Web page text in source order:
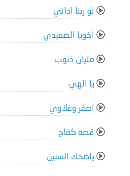
لو ربنا اداني
اخويا الصعيدي
مليان ذنوب
يا الهي
اصفر وغلاوي
قصة كفاح
ياضحك السنين